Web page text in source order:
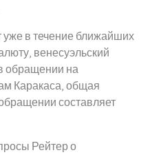
уже в течение ближайших
венесуэльский
обращении на
Каракаса, общая
составляет
Рейтер о